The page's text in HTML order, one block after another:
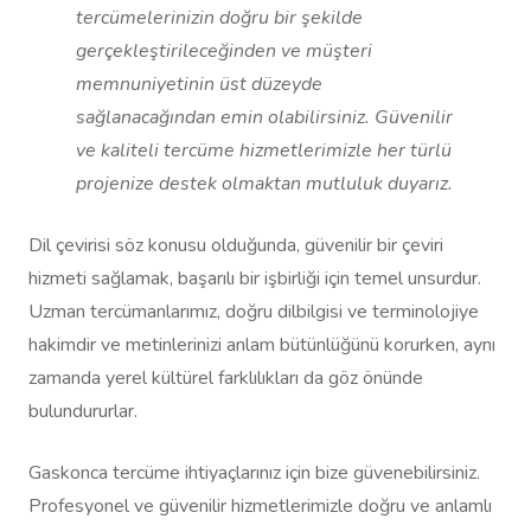
tercümelerinizin doğru bir şekilde
gerçekleştirileceğinden ve müşteri
memnuniyetinin üst düzeyde
sağlanacağından emin olabilirsiniz. Güvenilir
ve kaliteli tercüme hizmetlerimizle her türlü
projenize destek olmaktan mutluluk duyarız.
Dil çevirisi söz konusu olduğunda, güvenilir bir çeviri
hizmeti sağlamak, başarılı bir işbirliği için temel unsurdur.
Uzman tercümanlarımız, doğru dilbilgisi ve terminolojiye
hakimdir ve metinlerinizi anlam bütünlüğünü korurken, aynı
zamanda yerel kültürel farklılıkları da göz önünde
bulundururlar.
Gaskonca tercüme ihtiyaçlarınız için bize güvenebilirsiniz.
Profesyonel ve güvenilir hizmetlerimizle doğru ve anlamlı